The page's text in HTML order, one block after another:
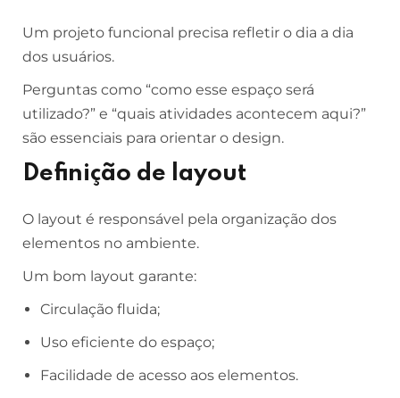
Um projeto funcional precisa refletir o dia a dia
dos usuários.
Perguntas como “como esse espaço será
utilizado?” e “quais atividades acontecem aqui?”
são essenciais para orientar o design.
Definição de layout
O layout é responsável pela organização dos
elementos no ambiente.
Um bom layout garante:
Circulação fluida;
Uso eficiente do espaço;
Facilidade de acesso aos elementos.